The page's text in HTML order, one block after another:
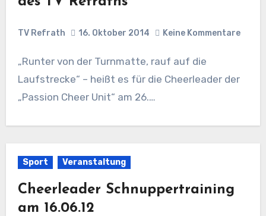
TV Refrath 16. Oktober 2014 Keine Kommentare
„Runter von der Turnmatte, rauf auf die
Laufstrecke“ – heißt es für die Cheerleader der
„Passion Cheer Unit“ am 26.…
Sport Veranstaltung
Cheerleader Schnuppertraining
am 16.06.12